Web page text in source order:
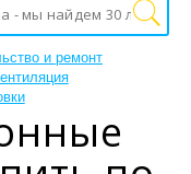
и ремонт